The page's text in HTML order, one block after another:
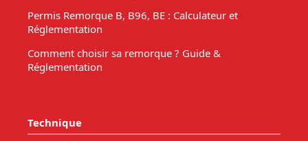
Permis Remorque B, B96, BE : Calculateur et
Réglementation
Comment choisir sa remorque ? Guide &
Réglementation
Technique